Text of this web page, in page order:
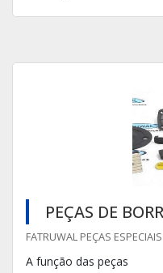
PEÇAS DE
FATRUWAL PEÇAS
A função das peças